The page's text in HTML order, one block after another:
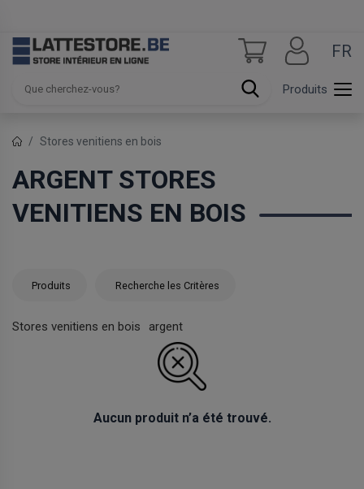
Produits
FR
Stores venitiens en bois
ARGENT STORES
VENITIENS EN BOIS
Produits Recherche les Critères
Stores venitiens en bois argent
Aucun produit n’a été trouvé.